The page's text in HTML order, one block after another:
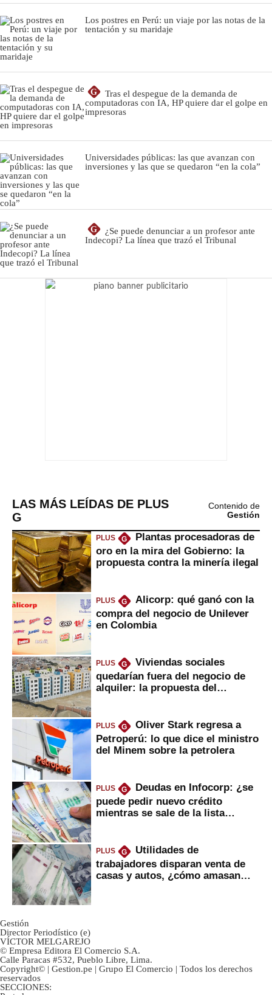
Los postres en Perú: un viaje por las notas de la
tentación y su maridaje
G
Tras el despegue de la demanda de
computadoras con IA, HP quiere dar el golpe en
impresoras
Universidades públicas: las que avanzan con
inversiones y las que se quedaron “en la cola”
G
¿Se puede denunciar a un profesor ante
Indecopi? La línea que trazó el Tribunal
LAS MÁS LEÍDAS DE PLUS
G
Contenido de
Gestión
PLUS G
Plantas procesadoras de
oro en la mira del Gobierno: la
propuesta contra la minería ilegal
PLUS G
Alicorp: qué ganó con la
compra del negocio de Unilever
en Colombia
PLUS G
Viviendas sociales
quedarían fuera del negocio de
alquiler: la propuesta del
PLUS G
Oliver Stark regresa a
Petroperú: lo que dice el ministro
del Minem sobre la petrolera
PLUS G
Deudas en Infocorp: ¿se
puede pedir nuevo crédito
mientras se sale de la lista
PLUS G
Utilidades de
trabajadores disparan venta de
casas y autos, ¿cómo amasan
Gestión
Director Periodístico (e)
VÍCTOR MELGAREJO
© Empresa Editora El Comercio S.A.
Calle Paracas #532, Pueblo Libre, Lima.
Copyright© | Gestion.pe | Grupo El Comercio | Todos los derechos
reservados
SECCIONES: